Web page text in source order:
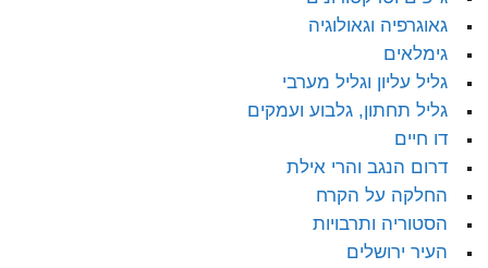
גאוגרפיה וגאולוגיה
גימלאים
גליל עליון וגליל מערבי
גליל תחתון, גלבוע ועמקים
דו חיים
דרום הנגב והרי אילת
החלקה על הקרח
הסטוריה ותרבויות
העיר ירושלים